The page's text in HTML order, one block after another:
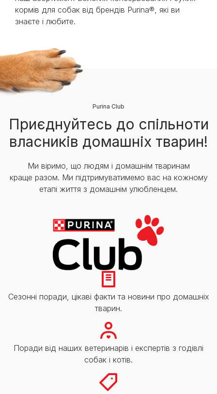
кормів для собак від брендів Purina®, які ви
знаєте і любите.
Purina Club
Приєднуйтесь до спільноти
власників домашніх тварин!
Ми віримо, що людям і домашнім тваринам
краще разом. Ми підтримуватимемо вас на кожному
етапі життя з домашнім улюбленцем.
Сезонні поради, цікаві факти та новини про домашніх
тварин.
Поради від наших ветеринарів і експертів з годівлі
собак і котів.